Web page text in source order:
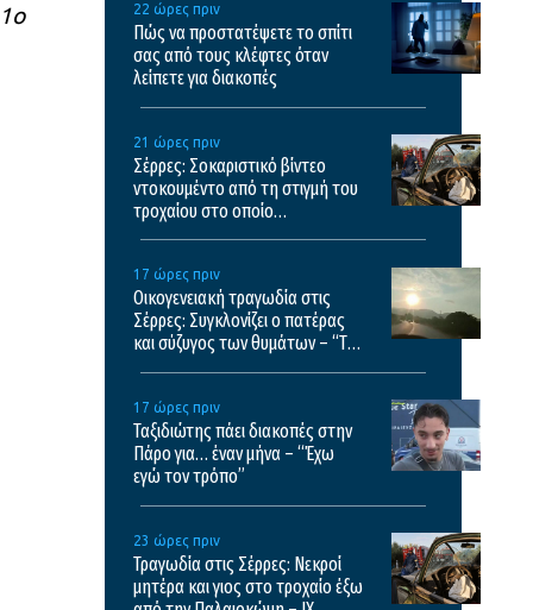
22 ώρες πριν
Πώς να προστατέψετε το σπίτι
σας από τους κλέφτες όταν
λείπετε για διακοπές
21 ώρες πριν
Σέρρες: Σοκαριστικό βίντεο
ντοκουμέντο από τη στιγμή του
τροχαίου στο οποίο
17 ώρες πριν
Οικογενειακή τραγωδία στις
Σέρρες: Συγκλονίζει ο πατέρας
και σύζυγος των θυμάτων – “Τα
17 ώρες πριν
Ταξιδιώτης πάει διακοπές στην
Πάρο για… έναν μήνα – “Έχω
εγώ τον τρόπο”
23 ώρες πριν
Τραγωδία στις Σέρρες: Νεκροί
μητέρα και γιος στο τροχαίο έξω